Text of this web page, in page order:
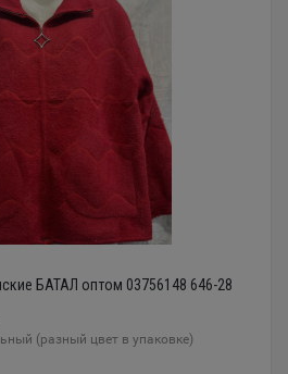
БАТАЛ оптом 03756148 646-28
(разный цвет в упаковке)